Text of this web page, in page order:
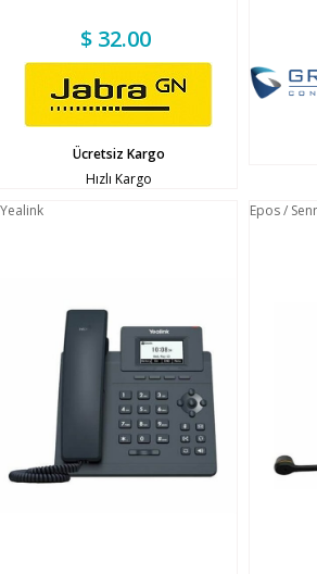
$ 32.00
Ücretsiz Kargo
Hızlı Kargo
Yealink Epos /